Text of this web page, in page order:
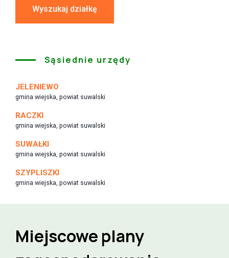
Wyszukaj działkę
Sąsiednie urzędy
JELENIEWO
gmina wiejska, powiat suwalski
RACZKI
gmina wiejska, powiat suwalski
SUWAŁKI
gmina wiejska, powiat suwalski
SZYPLISZKI
gmina wiejska, powiat suwalski
Miejscowe plany